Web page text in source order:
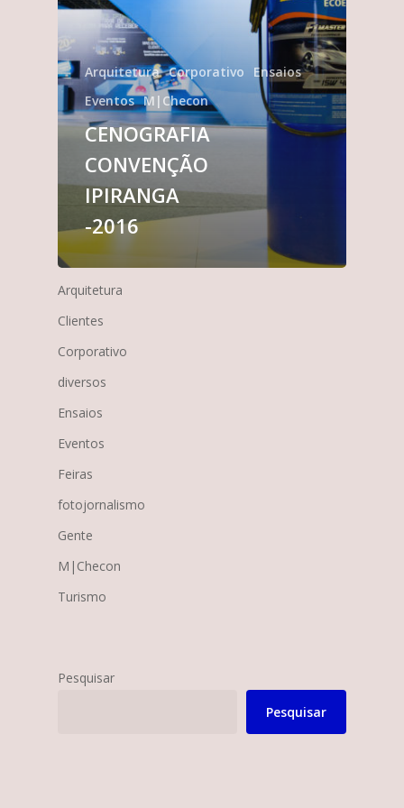
Arquitetura Corporativo
Ensaios
Eventos M|Checon
CENOGRAFIA
CONVENÇÃO
IPIRANGA
-2016
Arquitetura
Clientes
Corporativo
diversos
Ensaios
Eventos
Feiras
fotojornalismo
Gente
M|Checon
Turismo
Pesquisar
Pesquisar